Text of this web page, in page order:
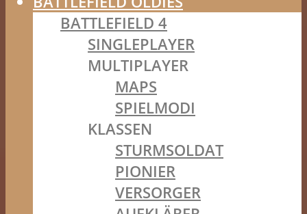
BATTLEFIELD 4
SINGLEPLAYER
MULTIPLAYER
MAPS
SPIELMODI
KLASSEN
STURMSOLDAT
PIONIER
VERSORGER